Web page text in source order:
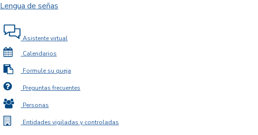
Lengua de señas
Asistente virtual
Calendarios
Formule su queja
Preguntas frecuentes
Personas
Entidades vigiladas y controladas